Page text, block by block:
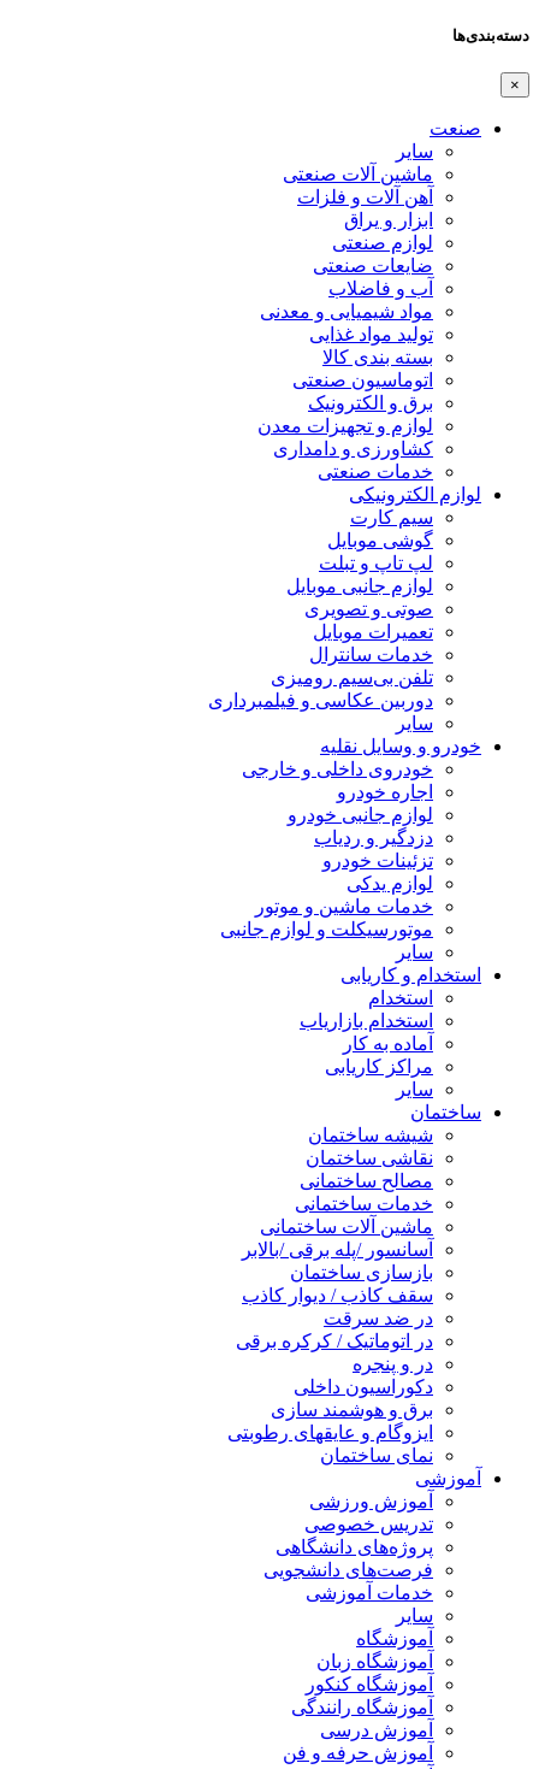
دسته‌بندی‌ها
×
صنعت
سایر
ماشین آلات صنعتی
آهن آلات و فلزات
ابزار و یراق
لوازم صنعتی
ضایعات صنعتی
آب و فاضلاب
مواد شیمیایی و معدنی
تولید مواد غذایی
بسته بندی کالا
اتوماسیون صنعتی
برق و الکترونیک
لوازم و تجهیزات معدن
کشاورزی و دامداری
خدمات صنعتی
لوازم الکترونیکی
سیم کارت
گوشی موبایل
لپ تاپ و تبلت
لوازم جانبی موبایل
صوتی و تصویری
تعمیرات موبایل
خدمات سانترال
تلفن بی‌سیم رومیزی
دوربین عکاسی و فیلمبرداری
سایر
خودرو و وسایل نقلیه
خودروی داخلی و خارجی
اجاره خودرو
لوازم جانبی خودرو
دزدگیر و ردیاب
تزئینات خودرو
لوازم یدکی
خدمات ماشین و موتور
موتورسیکلت و لوازم جانبی
سایر
استخدام و کاریابی
استخدام
استخدام بازاریاب
آماده به کار
مراکز کاریابی
سایر
ساختمان
شیشه ساختمان
نقاشی ساختمان
مصالح ساختمانی
خدمات ساختمانی
ماشین آلات ساختمانی
آسانسور /پله برقی /بالابر
بازسازی ساختمان
سقف کاذب / دیوار کاذب
در ضد سرقت
در اتوماتیک / کرکره برقی
در و پنجره
دکوراسیون داخلی
برق و هوشمند سازی
ایزوگام و عایقهای رطوبتی
نمای ساختمان
آموزشی
آموزش ورزشی
تدریس خصوصی
پروژه‌های دانشگاهی
فرصت‌های دانشجویی
خدمات آموزشی
سایر
آموزشگاه
آموزشگاه زبان
آموزشگاه کنکور
آموزشگاه رانندگی
آموزش درسی
آموزش حرفه و فن